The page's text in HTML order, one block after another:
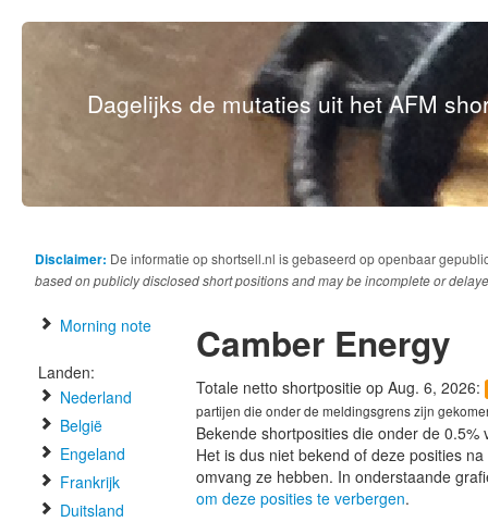
Dagelijks de mutaties uit het AFM
Disclaimer: De informatie op shortsell.nl is gebaseerd op openbaar
based on publicly disclosed short positions and may be incomplete or
Morning note
Landen:
Nederland
België
Engeland
Frankrijk
Duitsland
Camber Energy
Totale netto shortpositie op Aug. 6, 2026:
partijen die onder de meldingsgrens zijn
Bekende shortposities die onder de
Het is dus niet bekend of deze posities
omvang ze hebben. In onderstaande
om deze posities te verbergen.